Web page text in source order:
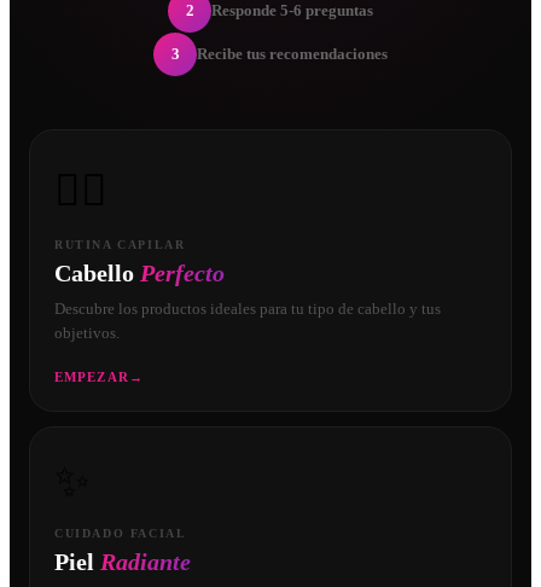
2 Responde 5-6 preguntas
3 Recibe tus recomendaciones
RUTINA CAPILAR
Cabello Perfecto
Descubre los productos ideales para tu tipo de cabello y tus
objetivos.
EMPEZAR →
CUIDADO FACIAL
Piel Radiante